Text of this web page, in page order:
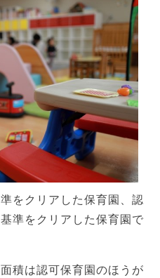
をクリアした保育園、認
準をクリアした保育園で
積は認可保育園のほうが